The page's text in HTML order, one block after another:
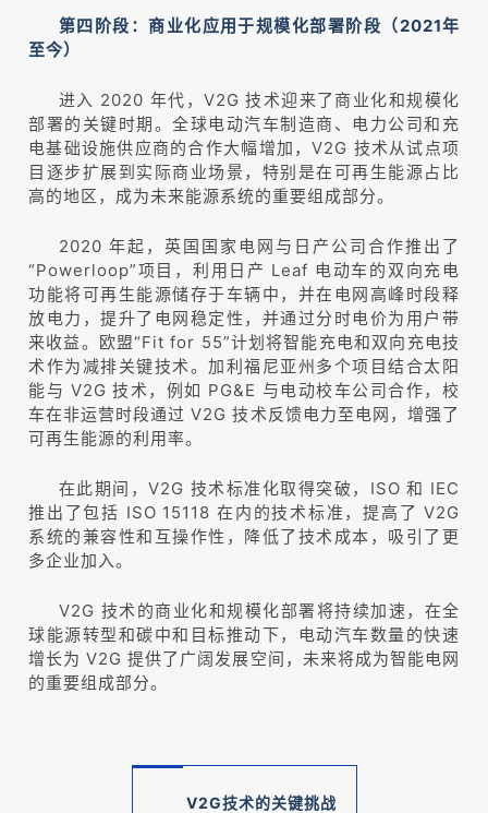
第四阶段：商业化应用于规模化部署阶段（2021年
至今）
进入 2020 年代，V2G 技术迎来了商业化和规模化
部署的关键时期。全球电动汽车制造商、电力公司和充
电基础设施供应商的合作大幅增加，V2G 技术从试点项
目逐步扩展到实际商业场景，特别是在可再生能源占比
高的地区，成为未来能源系统的重要组成部分。
2020 年起，英国国家电网与日产公司合作推出了
“Powerloop”项目，利用日产 Leaf 电动车的双向充电
功能将可再生能源储存于车辆中，并在电网高峰时段释
放电力，提升了电网稳定性，并通过分时电价为用户带
来收益。欧盟“Fit for 55”计划将智能充电和双向充电技
术作为减排关键技术。加利福尼亚州多个项目结合太阳
能与 V2G 技术，例如 PG&E 与电动校车公司合作，校
车在非运营时段通过 V2G 技术反馈电力至电网，增强了
可再生能源的利用率。
在此期间，V2G 技术标准化取得突破，ISO 和 IEC
推出了包括 ISO 15118 在内的技术标准，提高了 V2G
系统的兼容性和互操作性，降低了技术成本，吸引了更
多企业加入。
V2G 技术的商业化和规模化部署将持续加速，在全
球能源转型和碳中和目标推动下，电动汽车数量的快速
增长为 V2G 提供了广阔发展空间，未来将成为智能电网
的重要组成部分。
V2G技术的关键挑战